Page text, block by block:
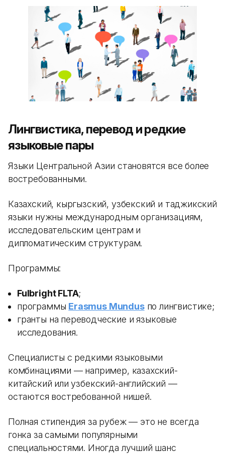
Лингвистика, перевод и редкие
языковые пары
Языки Центральной Азии становятся все более
востребованными.
Казахский, кыргызский, узбекский и таджикский
языки нужны международным организациям,
исследовательским центрам и
дипломатическим структурам.
Программы:
Fulbright FLTA;
программы Erasmus Mundusпо лингвистике;
гранты на переводческие и языковые
исследования.
Специалисты с редкими языковыми
комбинациями — например, казахский-
китайский или узбекский-английский —
остаются востребованной нишей.
Полная стипендия за рубеж — это не всегда
гонка за самыми популярными
специальностями. Иногда лучший шанс